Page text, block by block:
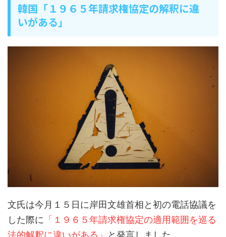
韓国「１９６５年請求権協定の解釈に違
いがある」
文氏は今月１５日に岸田文雄首相と初の電話協議を
した際に 「１９６５年請求権協定の適用範囲を巡る
法的解釈に違いがある」
と発言しました。